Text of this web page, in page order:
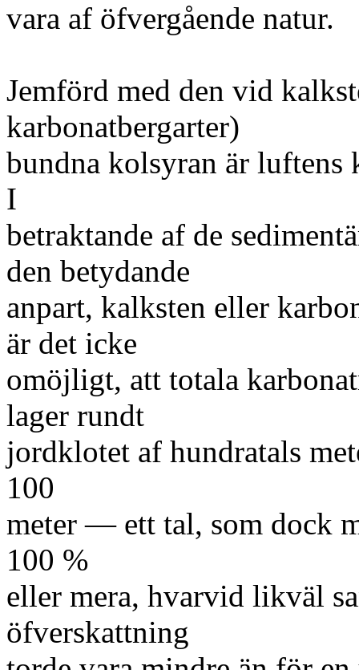
vara af öfvergående natur.
Jemförd med den vid
karbonatbergarter)
bundna kolsyran är
I
betraktande af de
den betydande
anpart, kalksten eller
är det icke
omöjligt, att totala
lager rundt
jordklotet af hundratals
100
meter — ett tal, som dock
100 %
eller mera, hvarvid likväl
öfverskattning